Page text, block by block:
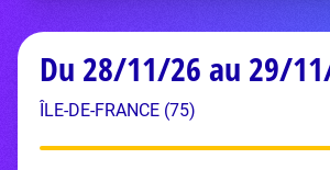
Du 28/11/26 au 29/
ÎLE-DE-FRANCE (75)